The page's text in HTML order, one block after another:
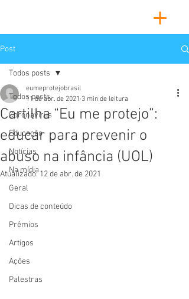
Post
Todos posts
Coronavírus
Educação
Notícias
Na mídia
Geral
Dicas de conteúdo
Prêmios
Artigos
Ações
Palestras
Todos posts
Cartilha “Eu me protejo”:
educar para prevenir o
abuso na infância (UOL)
eumeprotejobrasil
11 de abr. de 2021 3 min de leitura
Atualizado:12 de abr. de 2021